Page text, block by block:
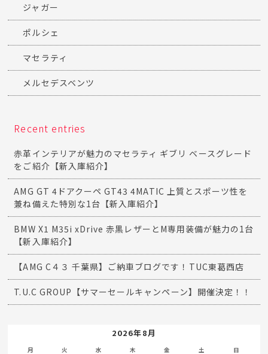
ジャガー
ポルシェ
マセラティ
メルセデスベンツ
Recent entries
赤革インテリアが魅力のマセラティ ギブリ ベースグレード
をご紹介【新入庫紹介】
AMG GT 4ドアクーペ GT43 4MATIC 上質とスポーツ性を
兼ね備えた特別な1台【新入庫紹介】
BMW X1 M35i xDrive 赤黒レザーとM専用装備が魅力の1台
【新入庫紹介】
【AMG C４３ 千葉県】ご納車ブログです！TUC東葛西店
T.U.C GROUP【サマーセールキャンペーン】開催決定！！
2026年8月
月 火 水 木 金 土 日